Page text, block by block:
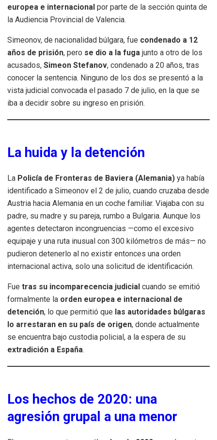
europea e internacional por parte de la sección quinta de
la Audiencia Provincial de Valencia.
Simeonov, de nacionalidad búlgara, fue condenado a 12
años de prisión, pero se dio a la fuga junto a otro de los
acusados, Simeon Stefanov, condenado a 20 años, tras
conocer la sentencia. Ninguno de los dos se presentó a la
vista judicial convocada el pasado 7 de julio, en la que se
iba a decidir sobre su ingreso en prisión.
La huida y la detención
La Policía de Fronteras de Baviera (Alemania) ya había
identificado a Simeonov el 2 de julio, cuando cruzaba desde
Austria hacia Alemania en un coche familiar. Viajaba con su
padre, su madre y su pareja, rumbo a Bulgaria. Aunque los
agentes detectaron incongruencias —como el excesivo
equipaje y una ruta inusual con 300 kilómetros de más— no
pudieron detenerlo al no existir entonces una orden
internacional activa, solo una solicitud de identificación.
Fue tras su incomparecencia judicial cuando se emitió
formalmente la orden europea e internacional de
detención, lo que permitió que las autoridades búlgaras
lo arrestaran en su país de origen, donde actualmente
se encuentra bajo custodia policial, a la espera de su
extradición a España.
Los hechos de 2020: una
agresión grupal a una menor